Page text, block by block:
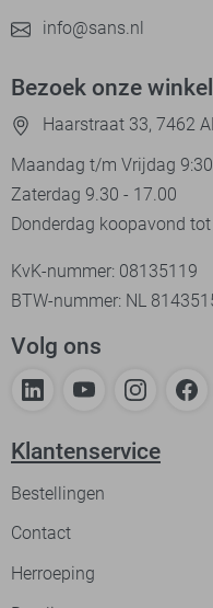
info@sans.nl
Bezoek onze winkel
Haarstraat 33, 7462
Maandag t/m Vrijdag
Zaterdag 9.30 - 17.00
Donderdag koopavond
KvK-nummer: 08135119
BTW-nummer: NL
Volg ons
Klantenservice
Bestellingen
Contact
Herroeping